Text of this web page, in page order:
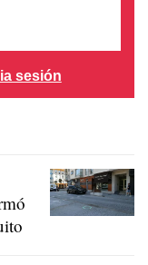
sesión